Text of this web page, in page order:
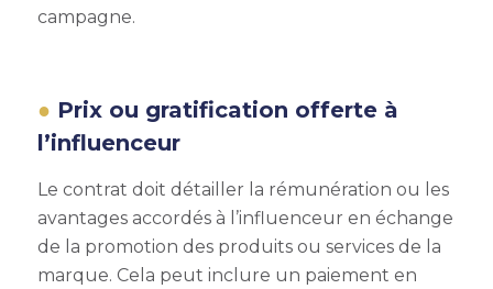
campagne.
Prix ou gratification offerte à
l’influenceur
Le contrat doit détailler la rémunération ou les
avantages accordés à l’influenceur en échange
de la promotion des produits ou services de la
marque. Cela peut inclure un paiement en